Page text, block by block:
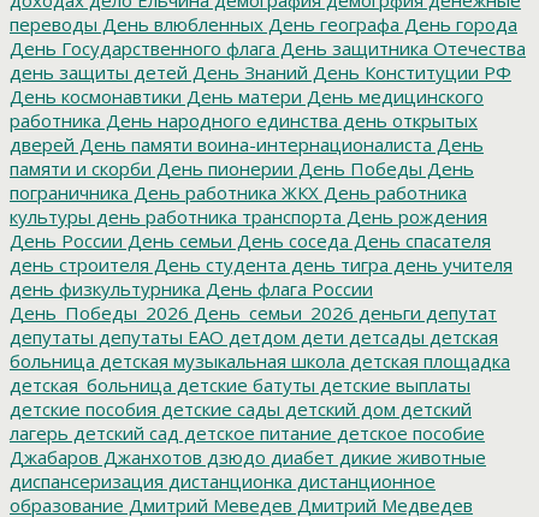
переводы День влюбленных День географа День города
День Государственного флага День защитника Отечества
день защиты детей День Знаний День Конституции РФ
День космонавтики День матери День медицинского
работника День народного единства день открытых
дверей День памяти воина-интернационалиста День
памяти и скорби День пионерии День Победы День
пограничника День работника ЖКХ День работника
культуры день работника транспорта День рождения
День России День семьи День соседа День спасателя
день строителя День студента день тигра день учителя
день физкультурника День флага России
День_Победы_2026 День_семьи_2026 деньги депутат
депутаты депутаты ЕАО детдом дети детсады детская
больница детская музыкальная школа детская площадка
детская_больница детские батуты детские выплаты
детские пособия детские сады детский дом детский
лагерь детский сад детское питание детское пособие
Джабаров Джанхотов дзюдо диабет дикие животные
диспансеризация дистанционка дистанционное
образование Дмитрий Меведев Дмитрий Медведев